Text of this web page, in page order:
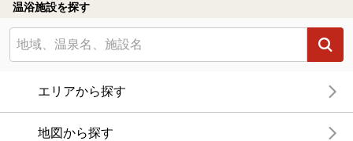
温浴施設を探す
エリアから探す
地図から探す